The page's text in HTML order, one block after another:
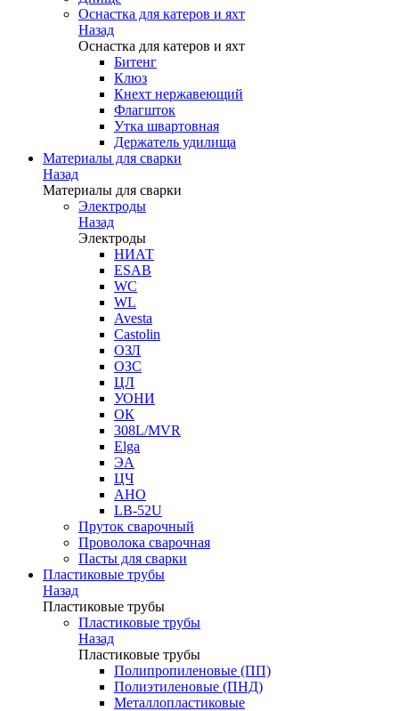
Оснастка для катеров и яхт
Назад
Оснастка для катеров и яхт
Битенг
Клюз
Кнехт нержавеющий
Флагшток
Утка швартовная
Держатель удилища
Материалы для сварки
Назад
Материалы для сварки
Электроды
Назад
Электроды
НИАТ
ESAB
WC
WL
Avesta
Castolin
ОЗЛ
ОЗС
ЦЛ
УОНИ
ОК
308L/MVR
Elga
ЭА
ЦЧ
АНО
LB-52U
Пруток сварочный
Проволока сварочная
Пасты для сварки
Пластиковые трубы
Назад
Пластиковые трубы
Пластиковые трубы
Назад
Пластиковые трубы
Полипропиленовые (ПП)
Полиэтиленовые (ПНД)
Металлопластиковые